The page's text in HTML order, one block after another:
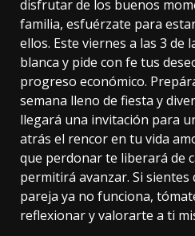
disfrutar de los buenos
familia, esfuérzate para
ellos. Este viernes a las 3 de
blanca y pide con fe tus
progreso económico.
semana lleno de fiesta y
llegará una invitación para
atrás el rencor en tu vida
que perdonar te liberará de
permitirá avanzar. Si
pareja ya no funciona,
reflexionar y valorarte a ti